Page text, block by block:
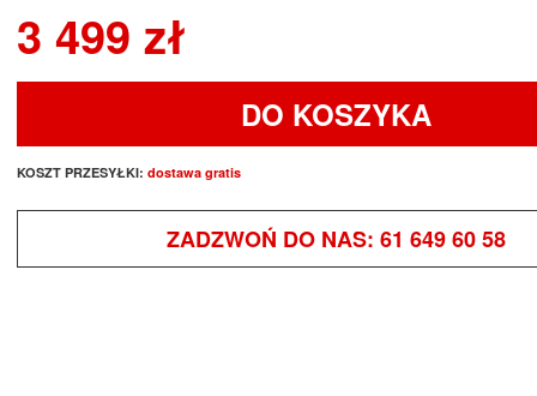
3 499 zł
DO KOSZYKA
KOSZT PRZESYŁKI: dostawa gratis
ZADZWOŃ DO NAS: 61 649 60 58